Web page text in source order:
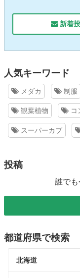
新着
人気キーワード
メダカ 制服
観葉植物 コ
スーパーカブ
投稿
誰で
都道府県で検索
北海道